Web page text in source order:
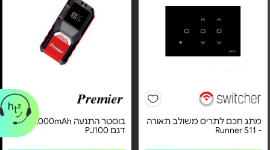
מתג חכם לתריס משולב תאורה
- Runner S11
בוסטר התנעה 12,000mAh -
דגם PJ100